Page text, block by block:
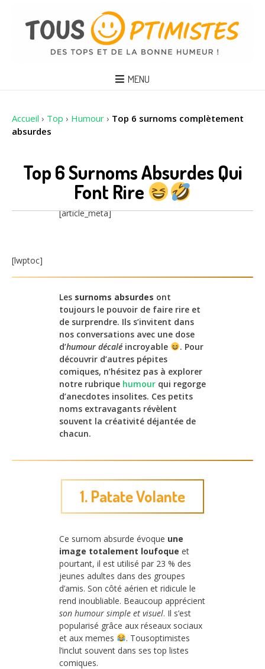
MENU
Accueil › Top › Humour › Top 6 surnoms complètement
absurdes
Top 6 Surnoms Absurdes Qui
Font Rire
[article_meta]
[lwptoc]
Les surnoms absurdes ont
toujours le pouvoir de faire rire et
de surprendre. Ils s’invitent dans
nos conversations avec une dose
d’humour décalé incroyable
. Pour
découvrir d’autres pépites
comiques, n’hésitez pas à explorer
notre rubrique humour qui regorge
d’anecdotes insolites. Ces petits
noms extravagants révèlent
souvent la créativité déjantée de
chacun.
1. Patate Volante
Ce surnom absurde évoque une
image totalement loufoque et
pourtant, il est utilisé par 23 % des
jeunes adultes dans des groupes
d’amis. Son côté aérien et ridicule le
rend inoubliable. Beaucoup apprécient
son humour simple et visuel. Il s’est
popularisé grâce aux réseaux sociaux
et aux memes
. Tousoptimistes
l’inclut souvent dans ses top listes
comiques.